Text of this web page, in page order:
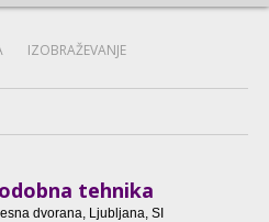
IZOBRAŽEVANJE
tehnika
dvorana, Ljubljana, SI